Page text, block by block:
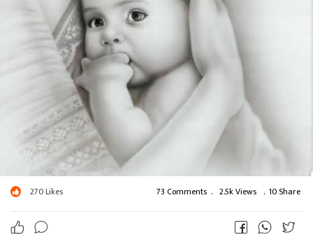
270Likes 73 Comments . 2.5k Views . 10 Share